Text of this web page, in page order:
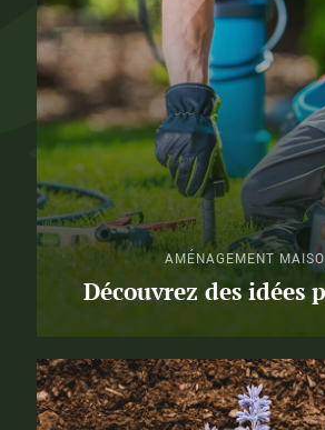
AMÉNAGEMENT
Découvrez des idées